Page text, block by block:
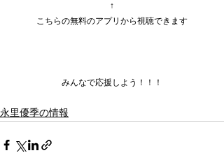
↑
こちらの無料のアプリから視聴できます
みんなで応援しよう！！！
永里優季の情報